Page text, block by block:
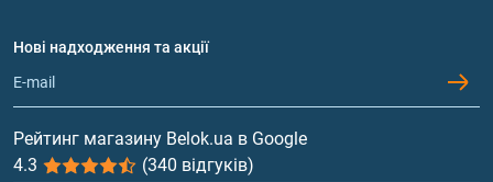
Обмін та повернення
Протеїн
Гейнери
Вітаміни та мінерали
Риб'ячий жир, жирні кислоти
Нові надходження та акції
Рейтинг магазину Belok.ua в Google
4.3
(340 відгуків)